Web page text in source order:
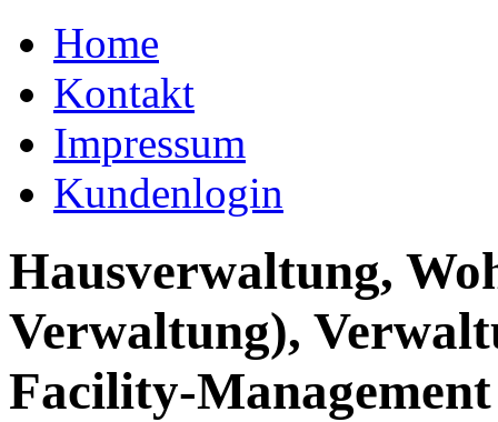
Home
Kontakt
Impressum
Kundenlogin
Hausverwaltung,
Verwaltung),
Facility-Management